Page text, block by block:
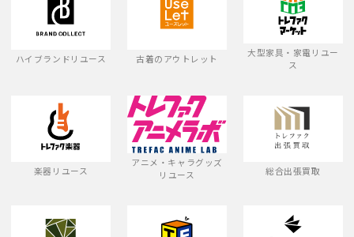
ハイブランドリユース 古着のアウトレット
大型家具・家電リユー
ス
楽器リユース
アニメ・キャラグッズ
リユース
総合出張買取